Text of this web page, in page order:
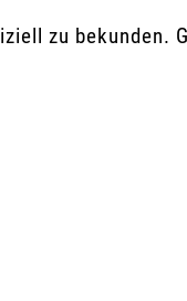
zu bekunden.